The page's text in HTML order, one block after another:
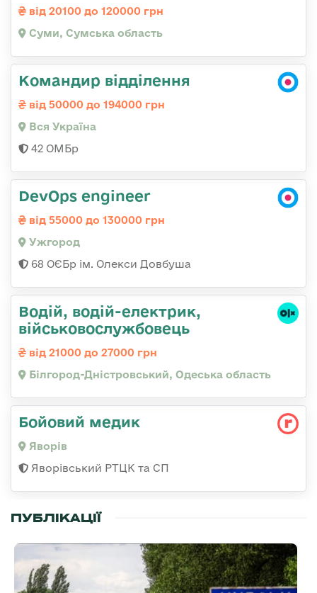
від 20100 до 120000 грн
Суми, Сумська область
Командир відділення
від 50000 до 194000 грн
Вся Україна
42 ОМБр
DevOps engineer
від 55000 до 130000 грн
Ужгород
68 ОЄБр ім. Олекси Довбуша
Водій, водій-електрик,
військовослужбовець
від 21000 до 27000 грн
Білгород-Дністровський, Одеська область
Бойовий медик
Яворів
Яворівський РТЦК та СП
ПУБЛІКАЦІЇ